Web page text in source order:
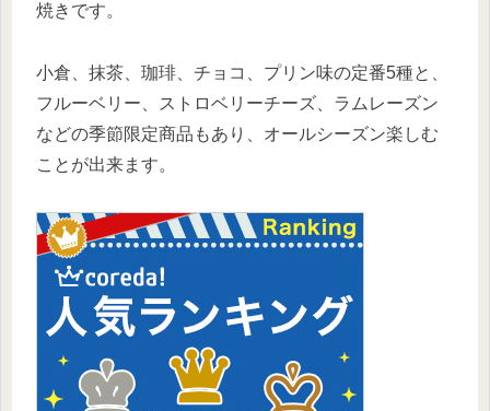
焼きです。
小倉、抹茶、珈琲、チョコ、プリン味の定番5種と、
フルーベリー、ストロベリーチーズ、ラムレーズン
などの季節限定商品もあり、オールシーズン楽しむ
ことが出来ます。